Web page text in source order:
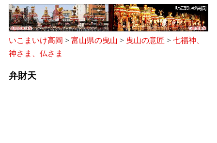
いこまいけ高岡 > 富山県の曳山 > 曳山の意匠 > 七福神、
神さま、仏さま
弁財天